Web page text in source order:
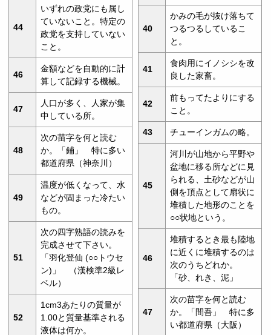
44
いずれの政党にも属し
ていないこと。特定の
政党を支持していない
こと。
46
金額などを自動的に計
算して記録する機械。
47
人口が多く、人家が集
中している所。
48
次の苗字を何と読む
か。「鋪」 特に多い
都道府県（神奈川）
49
温度が低くなって、水
などが固まった冷たい
もの。
51
次の四字熟語の読みを
完成させて下さい。
「羽化登仙 (○○トウセ
ン)」 （漢検準2級レ
ベル）
52
1cm3あたりの質量が
1.00と質量基準される
液体は何か。
40
かみの毛が抜け落ちて
つるつるしているこ
と。
41
食肉用にイノシシを改
良した家畜。
42
前もってたよりにする
こと。
43 チューインガムの略。
45
河川が山地から平野や
盆地に移る所などに見
られる、土砂などが山
側を頂点として扇状に
堆積した地形のことを
○○状地という。
46
堆積するとき最も陸地
に近くに堆積するのは
次のうちどれか。
「砂、れき、泥」
47
次の苗字を何と読む
か。「間吾」 特に多
い都道府県（大阪）